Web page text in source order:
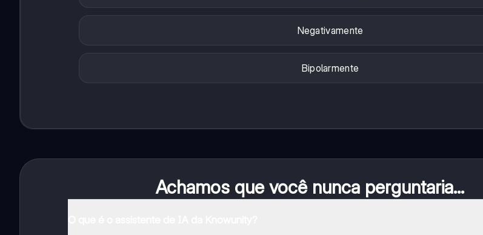
Negativamente
Bipolarmente
Achamos que você nunca perguntaria...